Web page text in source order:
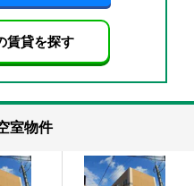
賃貸を探す
室物件